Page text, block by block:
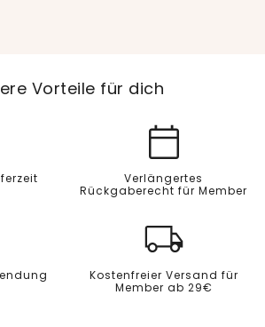
Vorteile für dich
Verlängertes
Rückgaberecht für Member
Kostenfreier Versand für
Member ab 29€